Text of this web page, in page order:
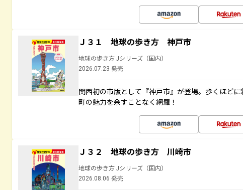
Ｊ３１ 地球の歩き方 神戸市
地球の歩き方 Jシリーズ（国内）
2026.07.23 発売
関西初の市版として『神戸市』が登場。歩くほど
町の魅力を余すことなく網羅！
Ｊ３２ 地球の歩き方 川崎市
地球の歩き方 Jシリーズ（国内）
2026.08.06 発売